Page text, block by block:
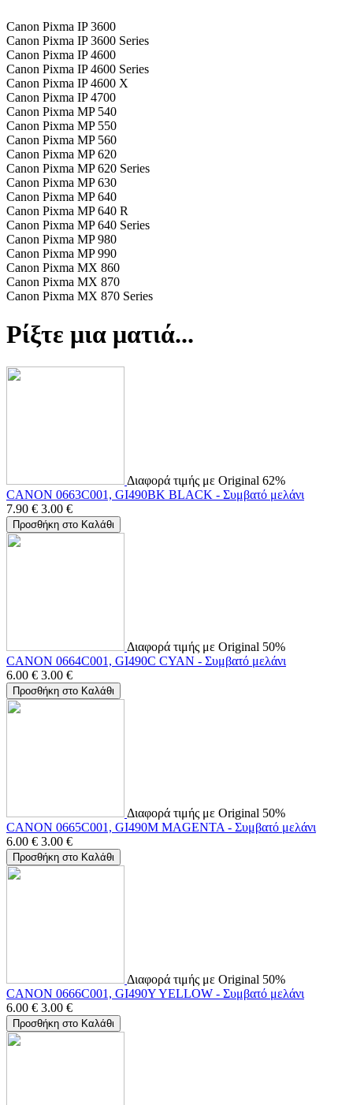
Canon Pixma IP 3600
Canon Pixma IP 3600 Series
Canon Pixma IP 4600
Canon Pixma IP 4600 Series
Canon Pixma IP 4600 X
Canon Pixma IP 4700
Canon Pixma MP 540
Canon Pixma MP 550
Canon Pixma MP 560
Canon Pixma MP 620
Canon Pixma MP 620 Series
Canon Pixma MP 630
Canon Pixma MP 640
Canon Pixma MP 640 R
Canon Pixma MP 640 Series
Canon Pixma MP 980
Canon Pixma MP 990
Canon Pixma MX 860
Canon Pixma MX 870
Canon Pixma MX 870 Series
Ρίξτε μια ματιά...
Διαφορά τιμής με Original 62%
CANON 0663C001, GI490BK BLACK - Συμβατό μελάνι
7.90 € 3.00 €
Προσθήκη στο Καλάθι
Διαφορά τιμής με Original 50%
CANON 0664C001, GI490C CYAN - Συμβατό μελάνι
6.00 € 3.00 €
Προσθήκη στο Καλάθι
Διαφορά τιμής με Original 50%
CANON 0665C001, GI490M MAGENTA - Συμβατό μελάνι
6.00 € 3.00 €
Προσθήκη στο Καλάθι
Διαφορά τιμής με Original 50%
CANON 0666C001, GI490Y YELLOW - Συμβατό μελάνι
6.00 € 3.00 €
Προσθήκη στο Καλάθι